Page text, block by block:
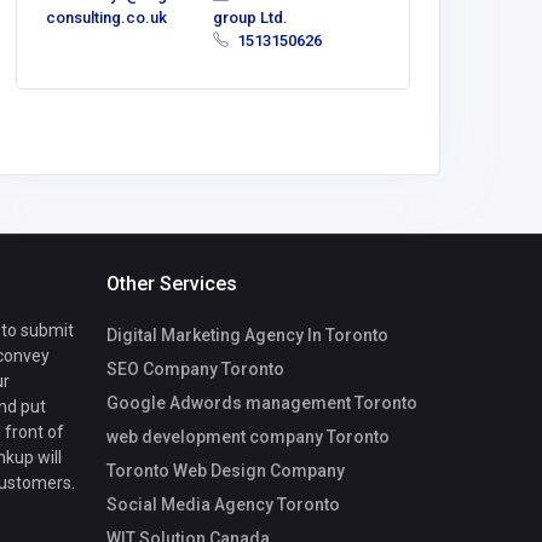
consulting.co.uk
group Ltd.
1513150626
to submit
put
front of
will
Other Services
Digital Marketing Agency In Toronto
SEO Company Toronto
Google Adwords management Toronto
web development company Toronto
Toronto Web Design Company
Social Media Agency Toronto
WIT Solution Canada